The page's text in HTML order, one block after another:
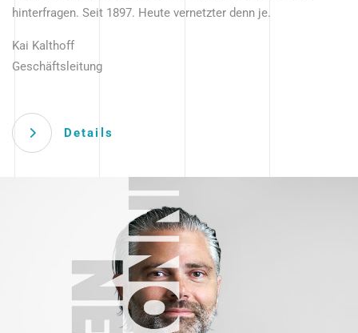
hinterfragen. Seit 1897. Heute vernetzter denn je.
Kai Kalthoff
Geschäftsleitung
Details